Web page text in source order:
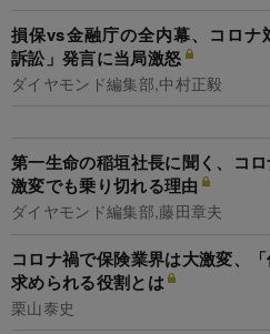
損保vs金融庁の全内幕、コロナ
訴訟」発言に当局激怒
ダイヤモンド編集部,中村正毅
第一生命の稲垣社長に聞く、コ
激変でも乗り切れる理由
ダイヤモンド編集部,藤田章夫
コロナ禍で保険業界は大激変、
求められる役割とは
栗山泰史